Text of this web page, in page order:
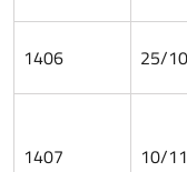
1406 25/
1407 10/